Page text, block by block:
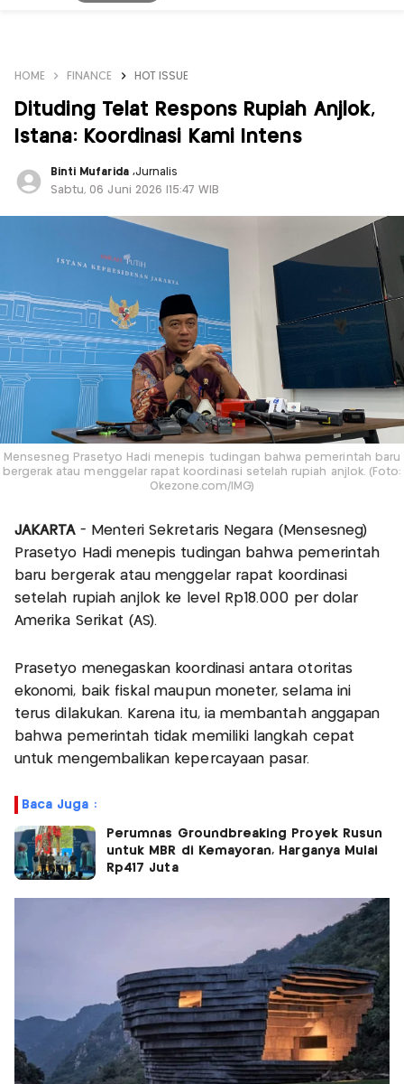
HOME FINANCE HOT ISSUE
Dituding Telat Respons Rupiah Anjlok,
Istana: Koordinasi Kami Intens
Binti Mufarida ,Jurnalis
Sabtu, 06 Juni 2026 |15:47 WIB
Mensesneg Prasetyo Hadi menepis tudingan bahwa pemerintah baru
bergerak atau menggelar rapat koordinasi setelah rupiah anjlok. (Foto:
Okezone.com/IMG)
JAKARTA - Menteri Sekretaris Negara (Mensesneg)
Prasetyo Hadi menepis tudingan bahwa pemerintah
baru bergerak atau menggelar rapat koordinasi
setelah rupiah anjlok ke level Rp18.000 per dolar
Amerika Serikat (AS).
Prasetyo menegaskan koordinasi antara otoritas
ekonomi, baik fiskal maupun moneter, selama ini
terus dilakukan. Karena itu, ia membantah anggapan
bahwa pemerintah tidak memiliki langkah cepat
untuk mengembalikan kepercayaan pasar.
Baca Juga :
Perumnas Groundbreaking Proyek Rusun
untuk MBR di Kemayoran, Harganya Mulai
Rp417 Juta